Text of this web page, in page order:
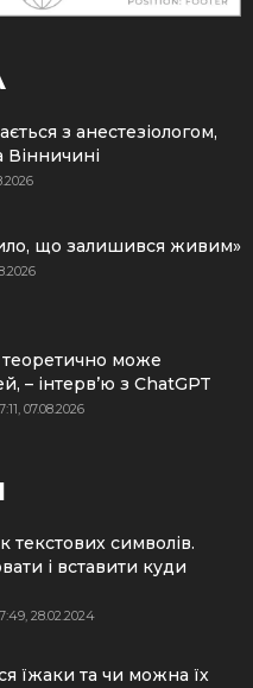
з анестезіологом,
що залишився живим»
теоретично може
– інтерв’ю з ChatGPT
07.08.2026
текстових символів.
і вставити куди
28.02.2024
їжаки та чи можна їх